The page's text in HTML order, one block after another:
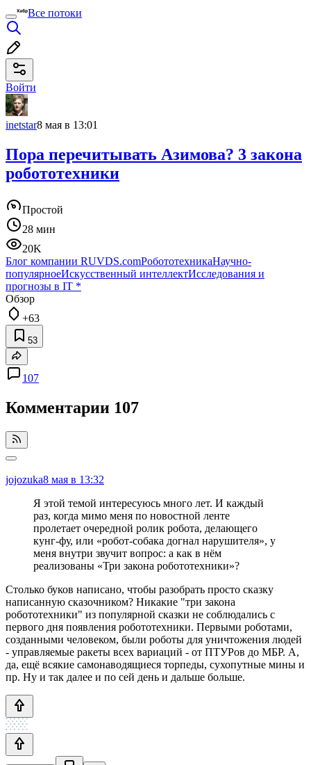
Все потоки
Войти
inetstar8 мая в 13:01
Пора перечитывать Азимова? 3 закона
робототехники
Простой
28 мин
20K
Блог компании RUVDS.comРобототехникаНаучно-
популярноеИскусственный интеллектИсследования и
прогнозы в IT *
Обзор
+63
53
107
Комментарии 107
jojozuka8 мая в 13:32
Я этой темой интересуюсь много лет. И каждый
раз, когда мимо меня по новостной ленте
пролетает очередной ролик робота, делающего
кунг-фу, или «робот-собака догнал нарушителя», у
меня внутри звучит вопрос: а как в нём
реализованы «Три закона робототехники»?
Столько буков написано, чтобы разобрать просто сказку
написанную сказочником? Никакие "три закона
робототехники" из популярной сказки не соблюдались с
первого дня появления робототехники. Первыми роботами,
созданными человеком, были роботы для уничтожения людей
- управляемые ракеты всех вариаций - от ПТУРов до МБР. А,
да, ещё всякие самонаводящиеся торпеды, сухопутные мины и
пр. Ну и так далее и по сей день и дальше больше.